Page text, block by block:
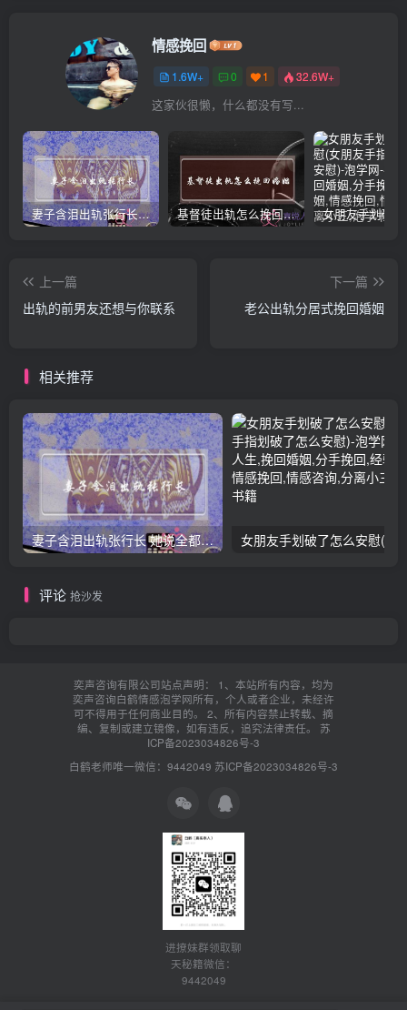
情感挽回
1.6W+ 0 1 32.6W+
这家伙很懒，什么都没有写...
妻子含泪出轨张行长 她说全都是因为家中 基督徒出轨怎么挽回婚姻(基督徒面对出轨婚姻)
上一篇
出轨的前男友还想与你联系
下一篇
老公出轨分居式挽回婚姻
相关推荐
妻子含泪出轨张行长 她说全都是因为家中
评论 抢沙发
奕声咨询有限公司站点声明： 1、本站所有内容，均为
奕声咨询白鹤情感泡学网所有，个人或者企业，未经许
可不得用于任何商业目的。 2、所有内容禁止转载、摘
编、复制或建立镜像，如有违反，追究法律责任。 苏
ICP备2023034826号-3
白鹤老师唯一微信：9442049 苏ICP备2023034826号-3
进撩妹群领取聊
天秘籍微信：
9442049